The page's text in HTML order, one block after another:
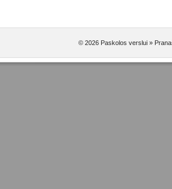
© 2026 Paskolos verslui »